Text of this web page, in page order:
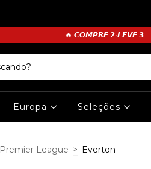
🔥 𝘾𝙊𝙈𝙋𝙍𝙀 𝟮•𝙇𝙀𝙑𝙀 𝟯
Europa Seleções
Premier League > Everton